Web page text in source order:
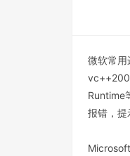
微软常用
Runtime
报错，提